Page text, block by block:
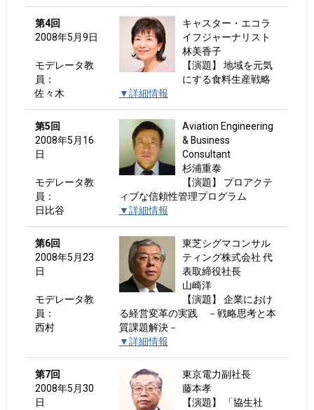
第4回
2008年5月9日
モデレータ教
員：
佐々木
キャスター・エコラ
イフジャーナリスト
林美香子
【演題】 地域を元気
にする食料生産戦略
▼詳細情報
第5回
2008年5月16
日
モデレータ教
員：
日比谷
Aviation Engineering
& Business
Consultant
杉浦重泰
【演題】 プロアクテ
ィブな信頼性管理プログラム
▼詳細情報
第6回
2008年5月23
日
モデレータ教
員：
西村
東芝シグマコンサル
ティング株式会社 代
表取締役社長
山崎洋
【演題】 企業におけ
る経営変革の実践 －戦略思考と本
質課題解決－
▼詳細情報
第7回
2008年5月30
日
東京電力副社長
藤本孝
【演題】 「協生社